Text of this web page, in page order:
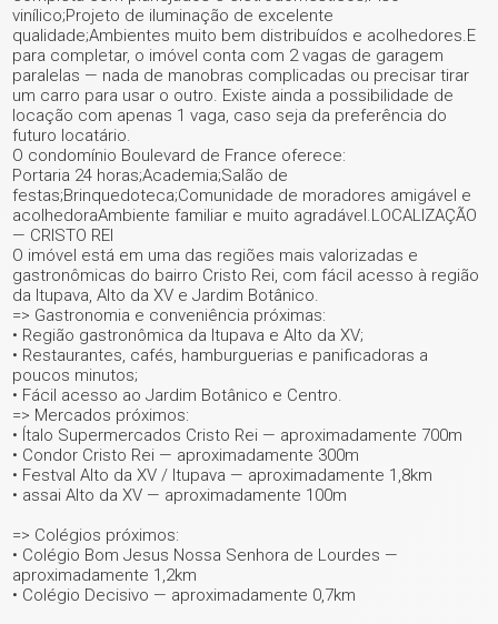
vinílico;Projeto de iluminação de excelente
qualidade;Ambientes muito bem distribuídos e acolhedores.E
para completar, o imóvel conta com 2 vagas de garagem
paralelas — nada de manobras complicadas ou precisar tirar
um carro para usar o outro. Existe ainda a possibilidade de
locação com apenas 1 vaga, caso seja da preferência do
futuro locatário.
O condomínio Boulevard de France oferece:
Portaria 24 horas;Academia;Salão de
festas;Brinquedoteca;Comunidade de moradores amigável e
acolhedoraAmbiente familiar e muito agradável.LOCALIZAÇÃO
— CRISTO REI
O imóvel está em uma das regiões mais valorizadas e
gastronômicas do bairro Cristo Rei, com fácil acesso à região
da Itupava, Alto da XV e Jardim Botânico.
=> Gastronomia e conveniência próximas:
• Região gastronômica da Itupava e Alto da XV;
• Restaurantes, cafés, hamburguerias e panificadoras a
poucos minutos;
• Fácil acesso ao Jardim Botânico e Centro.
=> Mercados próximos:
• Ítalo Supermercados Cristo Rei — aproximadamente 700m
• Condor Cristo Rei — aproximadamente 300m
• Festval Alto da XV / Itupava — aproximadamente 1,8km
• assai Alto da XV — aproximadamente 100m
=> Colégios próximos:
• Colégio Bom Jesus Nossa Senhora de Lourdes —
aproximadamente 1,2km
• Colégio Decisivo — aproximadamente 0,7km